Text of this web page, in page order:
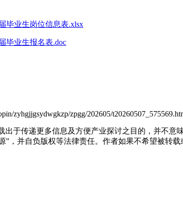
毕业生岗位信息表.xlsx
毕业生报名表.doc
zyhgjjgsydwgkzp/zpgg/202605/
于传递更多信息及方便产业探讨之目的，并不意
，并自负版权等法律责任。作者如果不希望被转载